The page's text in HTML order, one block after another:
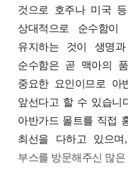
것으로 호주나 미국
상대적으로 순수함이
유지하는 것이 생명
순수함은 곧 맥아의
중요한 요인이므로 아
앞선다고 할 수 있습니
아반가드 몰트를 직접
최선을 다하고 있으며,
부스를 방문해주신 많